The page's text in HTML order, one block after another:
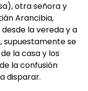
otra señora y
Arancibia,
la vereda y a
supuestamente se
la casa y los
la confusión
disparar.